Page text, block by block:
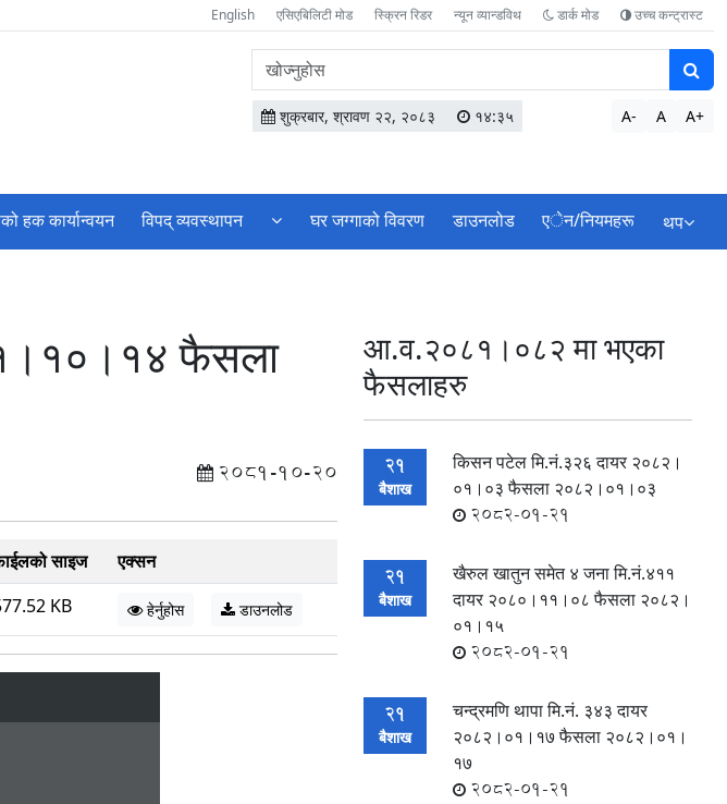
English एसिएबिलिटी मोड स्क्रिन रिडर न्यून व्यान्डविथ डार्क मोड उच्च कन्ट्रास्ट
वेबसाइटमा
सामग्री
खोज्नुहोस
शुक्रबार, श्रावण २२, २०८३ १४:३५ A- A A+
हक कार्यान्वयन विपद् व्यवस्थापन घर जग्गाको विवरण डाउनलोड एेन/नियमहरू थप
फैसला
2081-10-20
साइज
एक्सन
KB हेर्नुहोस डाउनलोड
आ.व.२०८१।०८२ मा भएका
फैसलाहरु
21
बैशाख
किसन पटेल मि.नं.३२६ दायर २०८२।
०१।०३ फैसला २०८२।०१।०३
2082-01-21
21
बैशाख
खैरुल खातुन समेत ४ जना मि.नं.४११
दायर २०८०।११।०८ फैसला २०८२।
०१।१५
2082-01-21
21
बैशाख
चन्द्रमणि थापा मि.नं. ३४३ दायर
२०८२।०१।१७ फैसला २०८२।०१।
१७
2082-01-21